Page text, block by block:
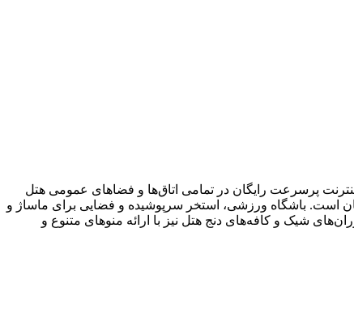
پرسرعت رایگان در تمامی اتاق‌ها و فضاهای عمومی هتل
راحتی بیشتر مهمانان است. باشگاه ورزشی، استخر سرپوشیده و فضایی برای ماساژ و
شیک و کافه‌های دنج هتل نیز با ارائه منوهای متنوع و